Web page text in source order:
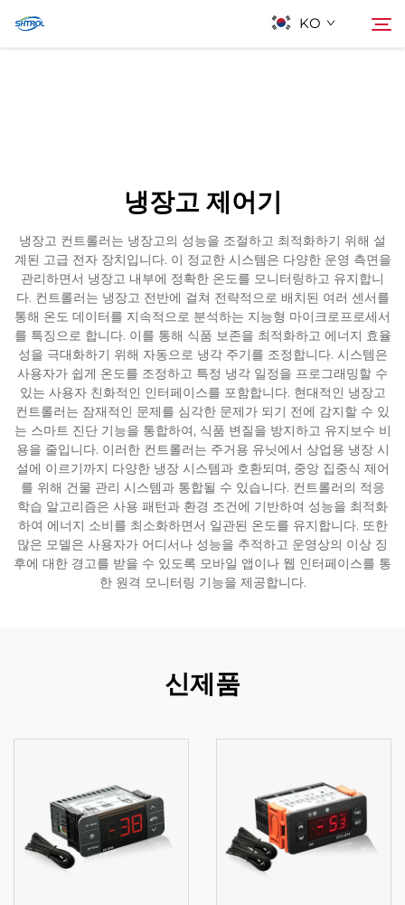
KO
냉장고 제어기
냉장고 컨트롤러는 냉장고의 성능을 조절하고 최적화하기 위해 설
계된 고급 전자 장치입니다. 이 정교한 시스템은 다양한 운영 측면을
관리하면서 냉장고 내부에 정확한 온도를 모니터링하고 유지합니
다. 컨트롤러는 냉장고 전반에 걸쳐 전략적으로 배치된 여러 센서를
통해 온도 데이터를 지속적으로 분석하는 지능형 마이크로프로세서
를 특징으로 합니다. 이를 통해 식품 보존을 최적화하고 에너지 효율
성을 극대화하기 위해 자동으로 냉각 주기를 조정합니다. 시스템은
사용자가 쉽게 온도를 조정하고 특정 냉각 일정을 프로그래밍할 수
있는 사용자 친화적인 인터페이스를 포함합니다. 현대적인 냉장고
컨트롤러는 잠재적인 문제를 심각한 문제가 되기 전에 감지할 수 있
는 스마트 진단 기능을 통합하여, 식품 변질을 방지하고 유지보수 비
용을 줄입니다. 이러한 컨트롤러는 주거용 유닛에서 상업용 냉장 시
설에 이르기까지 다양한 냉장 시스템과 호환되며, 중앙 집중식 제어
를 위해 건물 관리 시스템과 통합될 수 있습니다. 컨트롤러의 적응
학습 알고리즘은 사용 패턴과 환경 조건에 기반하여 성능을 최적화
하여 에너지 소비를 최소화하면서 일관된 온도를 유지합니다. 또한
많은 모델은 사용자가 어디서나 성능을 추적하고 운영상의 이상 징
후에 대한 경고를 받을 수 있도록 모바일 앱이나 웹 인터페이스를 통
한 원격 모니터링 기능을 제공합니다.
신제품